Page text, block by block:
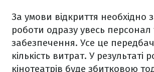
За умови відкриття необхідно
роботи одразу увесь персонал
забезпечення. Усе це
кількість витрат. У результаті
кінотеатрів буде збитковою